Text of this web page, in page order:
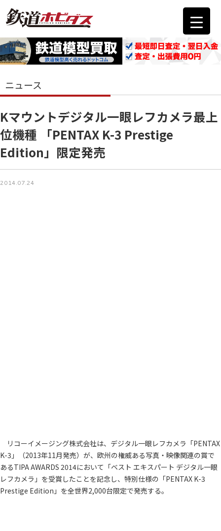
ニュース
Kマウントデジタル一眼レフカメラ最上
位機種 「PENTAX K-3 Prestige
Edition」限定発売
2014.07.24
リコーイメージング株式会社は、デジタル一眼レフカメラ「PENTAX
K-3」（2013年11月発売）が、欧州の権威ある写真・映像関連の賞で
あるTIPA AWARDS 2014において「ベスト エキスパート デジタル一眼
レフカメラ」を受賞したことを記念し、特別仕様の「PENTAX K-3
Prestige Edition」を全世界2,000台限定で発売する。